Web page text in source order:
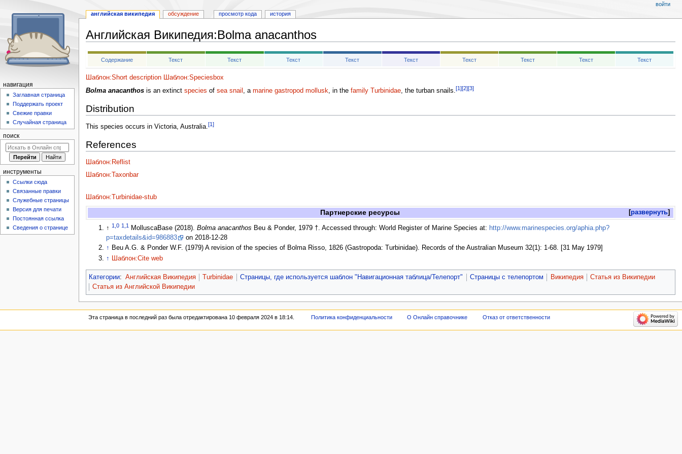
Английская Википедия:Bolma anacanthos
Перейти
Перейти
Содержание Текст Текст Текст Текст Текст Текст Текст Текст Текст
Шаблон:Short description
Шаблон:Speciesbox
Bolma anacanthosis an extinct species of sea snail , a marine gastropod mollusk, in the family Turbinidae, the turban snails.[1][2][3]
Distribution
This species occurs in Victoria, Australia.[1]
References
Шаблон:Reflist
Шаблон:Taxonbar
Шаблон:Turbinidae-stub
развернуть
Партнерские ресурсы
↑1,0 1,1 MolluscaBase (2018).Bolma anacanthos Beu & Ponder, 1979 †. Accessed through: World Register of Marine Species at: http://www.marinespecies.org/aphia.php?
p=taxdetails&id=986883
on 2018-12-28
↑ Beu A.G. & Ponder W.F. (1979) A revision of the species of Bolma Risso, 1826 (Gastropoda: Turbinidae). Records of the Australian Museum 32(1): 1-68. [31 May 1979]
↑
Шаблон:Cite web
Категории: Английская Википедия Turbinidae Страницы, где используется шаблон "Навигационная таблица/Телепорт" Страницы с телепортом Википедия
Статья из Википедии
Статья из Английской Википедии
английская википедия обсуждение просмотр кода история
войти
навигация
Заглавная страница
Поддержать проект
Свежие правки
Случайная страница
поиск
инструменты
Ссылки сюда
Связанные правки
Служебные страницы
Версия для печати
Постоянная ссылка
Сведения о странице
Эта страница в последний раз была отредактирована 10 февраля 2024 в 18:14. Политика конфиденциальности О Онлайн справочнике Отказ от ответственности